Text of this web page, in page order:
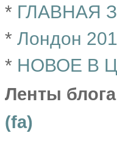
* ГЛАВНАЯ
* Лондон
* НОВОЕ В
Ленты
(fa)